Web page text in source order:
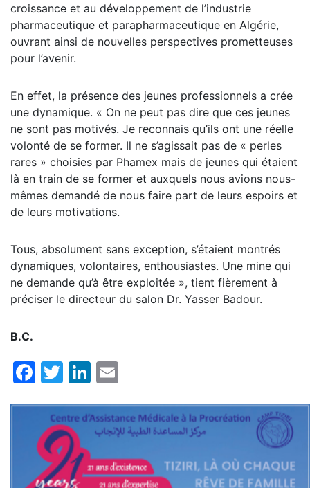
croissance et au développement de l’industrie
pharmaceutique et parapharmaceutique en Algérie,
ouvrant ainsi de nouvelles perspectives prometteuses
pour l’avenir.
En effet, la présence des jeunes professionnels a crée
une dynamique. « On ne peut pas dire que ces jeunes
ne sont pas motivés. Je reconnais qu’ils ont une réelle
volonté de se former. Il ne s’agissait pas de « perles
rares » choisies par Phamex mais de jeunes qui étaient
là en train de se former et auxquels nous avions nous-
mêmes demandé de nous faire part de leurs espoirs et
de leurs motivations.
Tous, absolument sans exception, s’étaient montrés
dynamiques, volontaires, enthousiastes. Une mine qui
ne demande qu’à être exploitée », tient fièrement à
préciser le directeur du salon Dr. Yasser Badour.
B.C.
Facebook
TwitterLinkedIn